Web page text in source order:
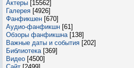
Актеры [15562]
Галерея [4926]
Фанфикшен [670]
Аудио-фанфикшн [61]
Обзоры фанфикшна [138]
Важные даты и события [202]
Библиотека [369]
Видео [4500]